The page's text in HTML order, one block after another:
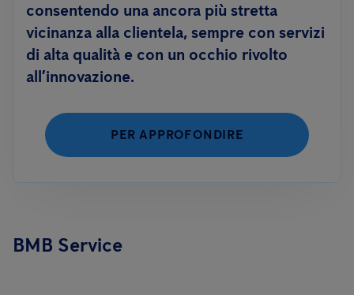
consentendo una ancora più stretta
vicinanza alla clientela, sempre con servizi
di alta qualità e con un occhio rivolto
all’innovazione.
PER APPROFONDIRE
BMB Service